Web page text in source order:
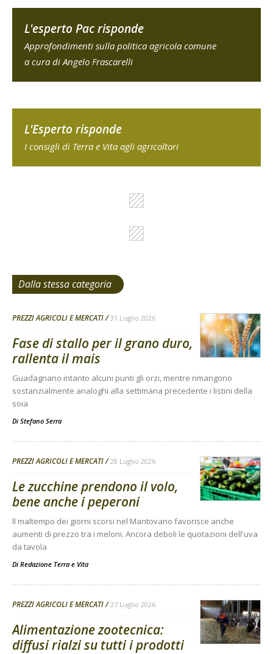
L'esperto Pac risponde
Approfondimenti sulla politica agricola comune
a cura di Angelo Frascarelli
L'Esperto risponde
I consigli di Terra e Vita agli agricoltori
Dalla stessa categoria
PREZZI AGRICOLI E MERCATI 31 Luglio 2026
Fase di stallo per il grano duro,
rallenta il mais
Guadagnano intanto alcuni punti gli orzi, mentre rimangono
sostanzialmente analoghi alla settimana precedente i listini della
soia
Di Stefano Serra
PREZZI AGRICOLI E MERCATI 28 Luglio 2026
Le zucchine prendono il volo,
bene anche i peperoni
Il maltempo dei giorni scorsi nel Mantovano favorisce anche
aumenti di prezzo tra i meloni. Ancora deboli le quotazioni dell'uva
da tavola
Di Redazione Terra e Vita
PREZZI AGRICOLI E MERCATI 27 Luglio 2026
Alimentazione zootecnica:
diffusi rialzi su tutti i prodotti